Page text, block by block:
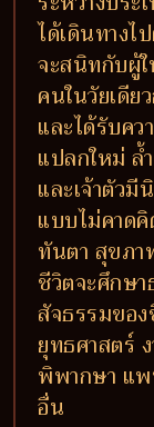
ได้เดินทางไ
จะสนิทกับผู้ใ
คนในวัยเดี
และได้รับค
แปลกใหม่ ล้
และเจ้าตัว
แบบไม่คาด
ทันตา สุขภา
ชีวิตจะศึกษ
สัจธรรมขอ
ยุทธศาสตร์
พิพากษา แพ
อื่น